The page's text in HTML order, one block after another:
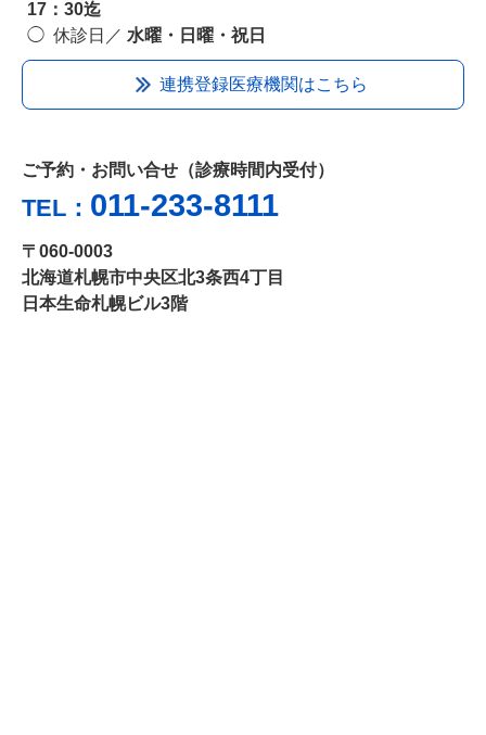
17：30迄
休診日／ 水曜・日曜・祝日
連携登録医療機関はこちら
ご予約・お問い合せ（診療時間内受付）
TEL： 011-233-8111
〒060-0003
北海道札幌市中央区北3条西4丁目
日本生命札幌ビル3階